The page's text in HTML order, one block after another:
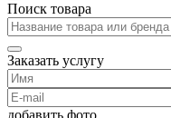
Поиск товара
Заказать услугу